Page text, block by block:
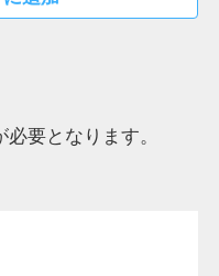
要となります。